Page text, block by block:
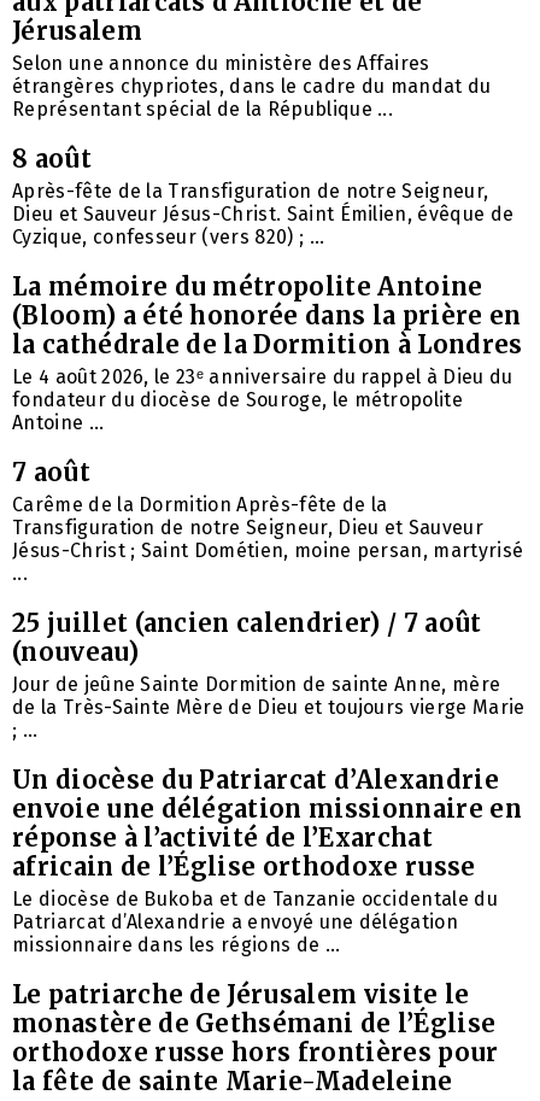
Jérusalem
Selon une annonce du ministère des Affaires
étrangères chypriotes, dans le cadre du mandat du
Représentant spécial de la République ...
8 août
Après-fête de la Transfiguration de notre Seigneur,
Dieu et Sauveur Jésus-Christ. Saint Émilien, évêque de
Cyzique, confesseur (vers 820) ; ...
La mémoire du métropolite Antoine
(Bloom) a été honorée dans la prière en
la cathédrale de la Dormition à Londres
Le 4 août 2026, le 23ᵉ anniversaire du rappel à Dieu du
fondateur du diocèse de Souroge, le métropolite
Antoine ...
7 août
Carême de la Dormition Après-fête de la
Transfiguration de notre Seigneur, Dieu et Sauveur
Jésus-Christ ; Saint Dométien, moine persan, martyrisé
...
25 juillet (ancien calendrier) / 7 août
(nouveau)
Jour de jeûne Sainte Dormition de sainte Anne, mère
de la Très-Sainte Mère de Dieu et toujours vierge Marie
; ...
Un diocèse du Patriarcat d’Alexandrie
envoie une délégation missionnaire en
réponse à l’activité de l’Exarchat
africain de l’Église orthodoxe russe
Le diocèse de Bukoba et de Tanzanie occidentale du
Patriarcat d’Alexandrie a envoyé une délégation
missionnaire dans les régions de ...
Le patriarche de Jérusalem visite le
monastère de Gethsémani de l’Église
orthodoxe russe hors frontières pour
la fête de sainte Marie-Madeleine